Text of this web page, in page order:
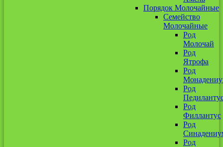
Порядок Молочайные
Семейство
Молочайные
Род
Молочай
Род
Ятрофа
Род
Род
Род
Филлантус
Род
Род